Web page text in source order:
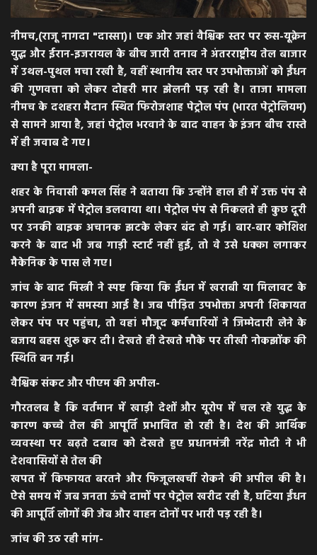
नीमच,(राजू नागदा "दास्सा)। एक ओर जहां वैश्विक स्तर पर रूस-यूक्रेन
युद्ध और ईरान-इजरायल के बीच जारी तनाव ने अंतरराष्ट्रीय तेल बाजार
में उथल-पुथल मचा रखी है, वहीं स्थानीय स्तर पर उपभोक्ताओं को ईंधन
की गुणवत्ता को लेकर दोहरी मार झेलनी पड़ रही है। ताजा मामला
नीमच के दशहरा मैदान स्थित फिरोजशाह पेट्रोल पंप (भारत पेट्रोलियम)
से सामने आया है, जहां पेट्रोल भरवाने के बाद वाहन के इंजन बीच रास्ते
में ही जवाब दे गए।
​क्या है पूरा मामला-
​शहर के निवासी कमल सिंह ने बताया कि उन्होंने हाल ही में उक्त पंप से
अपनी बाइक में पेट्रोल डलवाया था। पेट्रोल पंप से निकलते ही कुछ दूरी
पर उनकी बाइक अचानक झटके लेकर बंद हो गई। बार-बार कोशिश
करने के बाद भी जब गाड़ी स्टार्ट नहीं हुई, तो वे उसे धक्का लगाकर
मैकेनिक के पास ले गए।
​जांच के बाद मिस्त्री ने स्पष्ट किया कि ईंधन में खराबी या मिलावट के
कारण इंजन में समस्या आई है। जब पीड़ित उपभोक्ता अपनी शिकायत
लेकर पंप पर पहुंचा, तो वहां मौजूद कर्मचारियों ने जिम्मेदारी लेने के
बजाय बहस शुरू कर दी। देखते ही देखते मौके पर तीखी नोकझोंक की
स्थिति बन गई।
​वैश्विक संकट और पीएम की अपील-
​गौरतलब है कि वर्तमान में खाड़ी देशों और यूरोप में चल रहे युद्ध के
कारण कच्चे तेल की आपूर्ति प्रभावित हो रही है। देश की आर्थिक
व्यवस्था पर बढ़ते दबाव को देखते हुए प्रधानमंत्री नरेंद्र मोदी ने भी
देशवासियों से तेल की
खपत में किफायत बरतने और फिजूलखर्ची रोकने की अपील की है।
ऐसे समय में जब जनता ऊंचे दामों पर पेट्रोल खरीद रही है, घटिया ईंधन
की आपूर्ति लोगों की जेब और वाहन दोनों पर भारी पड़ रही है।
​जांच की उठ रही मांग-